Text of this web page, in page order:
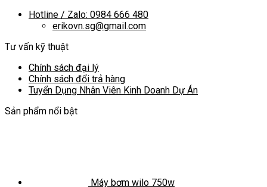
Hotline / Zalo: 0984 666 480
erikovn.sg@gmail.com
Tư vấn kỹ thuật
Chính sách đại lý
Chính sách đổi trả hàng
Tuyển Dụng Nhân Viên Kinh Doanh Dự Án
Sản phẩm nổi bật
Máy bơm wilo 750w